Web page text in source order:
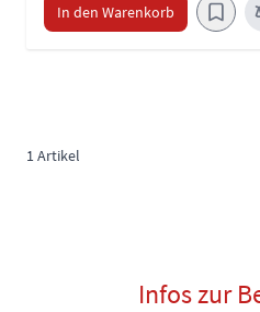
In den Warenkorb
1Artikel
Infos zur